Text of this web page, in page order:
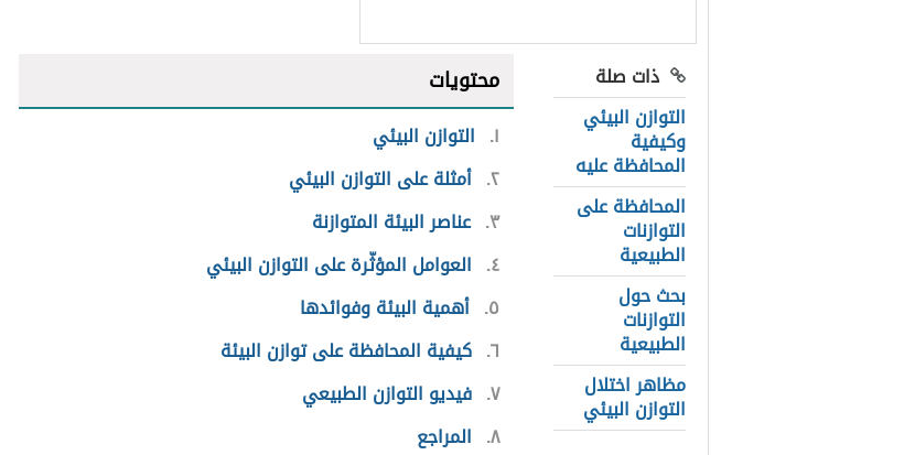
ذات صلة
التوازن البيئي
وكيفية
المحافظة عليه
المحافظة على
التوازنات
الطبيعية
بحث حول
التوازنات
الطبيعية
مظاهر اختلال
التوازن البيئي
محتويات
١ التوازن البيئي
٢ أمثلة على التوازن البيئي
٣ عناصر البيئة المتوازنة
٤ العوامل المؤثّرة على التوازن البيئي
٥ أهمية البيئة وفوائدها
٦ كيفية المحافظة على توازن البيئة
٧ فيديو التوازن الطبيعي
٨ المراجع